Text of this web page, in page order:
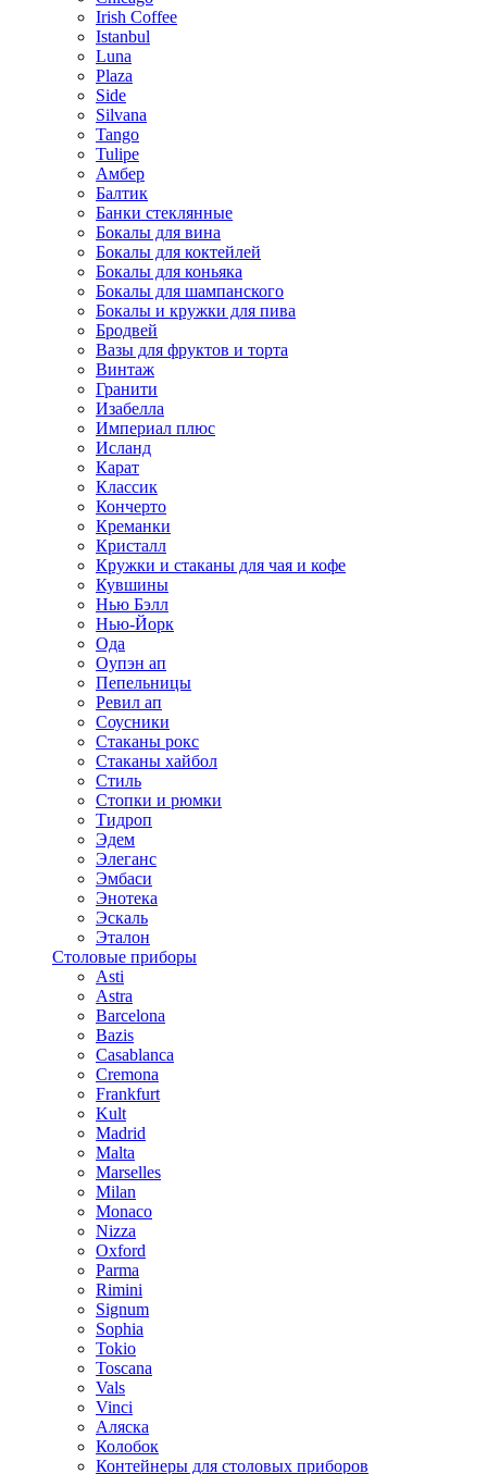
Irish Coffee
Istanbul
Luna
Plaza
Side
Silvana
Tango
Tulipe
Амбер
Балтик
Банки стеклянные
Бокалы для вина
Бокалы для коктейлей
Бокалы для коньяка
Бокалы для шампанского
Бокалы и кружки для пива
Бродвей
Вазы для фруктов и торта
Винтаж
Гранити
Изабелла
Империал плюс
Исланд
Карат
Классик
Кончерто
Креманки
Кристалл
Кружки и стаканы для чая и кофе
Кувшины
Нью Бэлл
Нью-Йорк
Ода
Оупэн ап
Пепельницы
Ревил ап
Соусники
Стаканы рокс
Стаканы хайбол
Стиль
Стопки и рюмки
Тидроп
Эдем
Элеганс
Эмбаси
Энотека
Эскаль
Эталон
Столовые приборы
Asti
Astra
Barcelona
Bazis
Casablanca
Cremona
Frankfurt
Kult
Madrid
Malta
Marselles
Milan
Monaco
Nizza
Oxford
Parma
Rimini
Signum
Sophia
Tokio
Toscana
Vals
Vinci
Аляска
Колобок
Контейнеры для столовых приборов